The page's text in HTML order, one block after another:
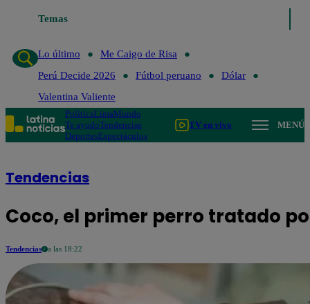
Temas
Lo último
Me Caigo de Risa
Perú Decide 2026
Fútbol peruano
Dólar
Valentina Valiente
PolíticaLimaMundo
Te ayudoTendencias
DeportesEspectáculos
TV en vivo MENÚ
Tendencias
Coco, el primer perro tratado
Tendencias a las 18:22